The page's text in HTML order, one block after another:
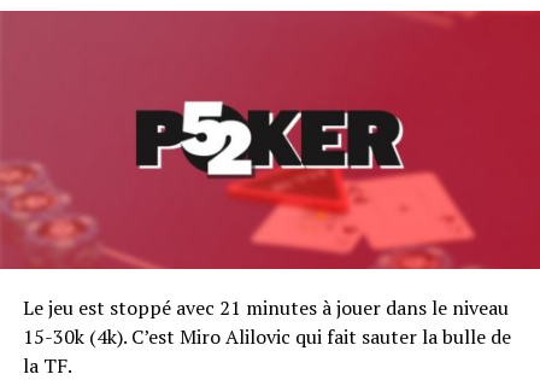
Le jeu est stoppé avec 21 minutes à jouer dans le niveau
15-30k (4k). C’est Miro Alilovic qui fait sauter la bulle de
la TF.